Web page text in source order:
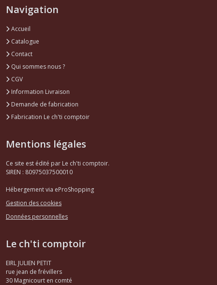
Navigation
Accueil
Catalogue
Contact
Qui sommes nous ?
CGV
Information Livraison
Demande de fabrication
Fabrication Le ch'ti comptoir
Mentions légales
Ce site est édité par Le ch'ti comptoir.
SIREN : 80975037500010
Hébergement via eProShopping
Gestion des cookies
Données personnelles
Le ch'ti comptoir
EIRL JULIEN PETIT
rue jean de frévillers
30 Magnicourt en comté